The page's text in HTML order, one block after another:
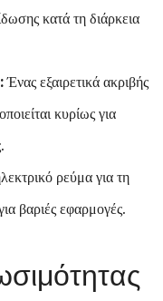
κατά τη διάρκεια
Ένας εξαιρετικά ακριβής
κυρίως για
ρεύμα για τη
βαριές εφαρμογές.